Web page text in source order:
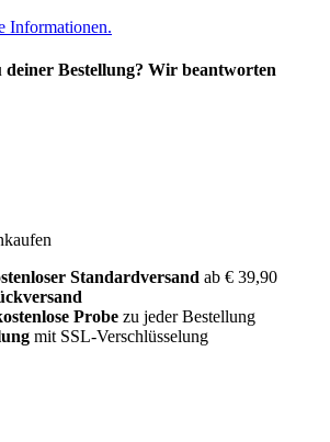
Informationen.
deiner Bestellung? Wir beantworten
Standardversand ab € 39,90
Probe zu jeder Bestellung
mit SSL-Verschlüsselung